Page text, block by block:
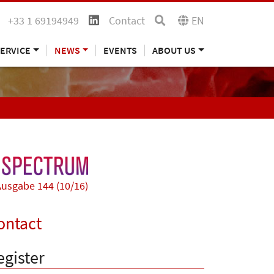
+33 1 69194949 Contact EN
NEWS EVENTS ABOUT US
144 (10/16)